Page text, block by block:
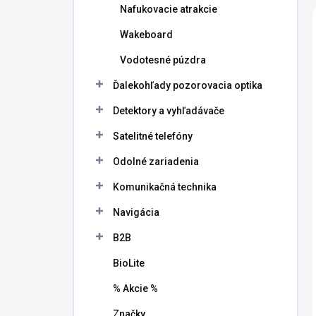
Nafukovacie atrakcie
Wakeboard
Vodotesné púzdra
Ďalekohľady pozorovacia optika
Detektory a vyhľadávače
Satelitné telefóny
Odolné zariadenia
Komunikačná technika
Navigácia
B2B
BioLite
% Akcie %